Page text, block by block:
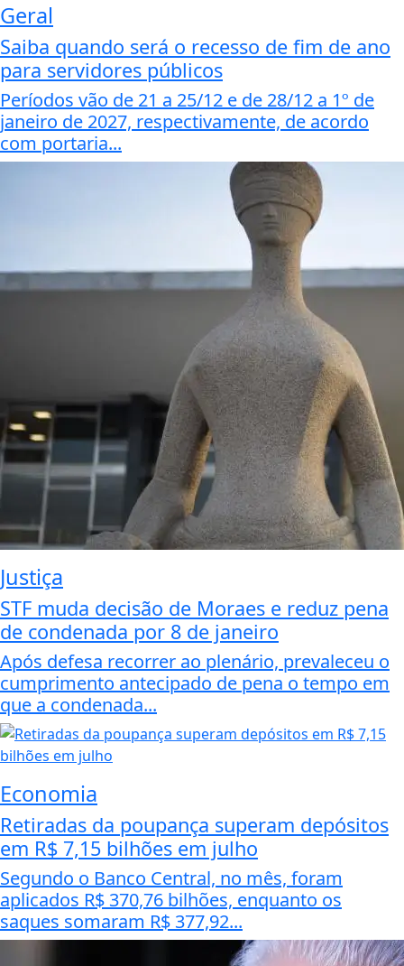
Geral
Saiba quando será o recesso de fim de ano
para servidores públicos
Períodos vão de 21 a 25/12 e de 28/12 a 1º de
janeiro de 2027, respectivamente, de acordo
com portaria...
Justiça
STF muda decisão de Moraes e reduz pena
de condenada por 8 de janeiro
Após defesa recorrer ao plenário, prevaleceu o
cumprimento antecipado de pena o tempo em
que a condenada...
Economia
Retiradas da poupança superam depósitos
em R$ 7,15 bilhões em julho
Segundo o Banco Central, no mês, foram
aplicados R$ 370,76 bilhões, enquanto os
saques somaram R$ 377,92...